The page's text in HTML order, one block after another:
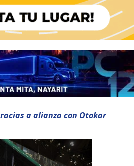
a alianza con Otokar